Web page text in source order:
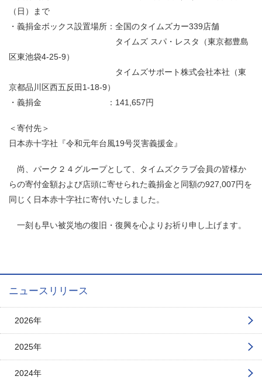
（日）まで
・義捐金ボックス設置場所：全国のタイムズカー339店舗
タイムズ スパ・レスタ（東京都豊島
区東池袋4-25-9）
タイムズサポート株式会社本社（東
京都品川区西五反田1-18-9）
・義捐金 ：141,657円
＜寄付先＞
日本赤十字社『令和元年台風19号災害義援金』
尚、パーク２４グループとして、タイムズクラブ会員の皆様か
らの寄付金額および店頭に寄せられた義捐金と同額の927,007円を
同じく日本赤十字社に寄付いたしました。
一刻も早い被災地の復旧・復興を心よりお祈り申し上げます。
ニュースリリース
2026年
2025年
2024年